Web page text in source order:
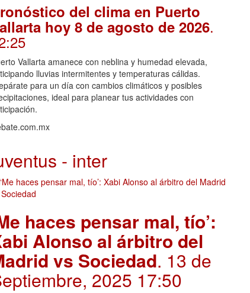
del clima en Puerto
hoy 8 de agosto de 2026.
Vallarta amanece con neblina y humedad elevada,
lluvias intermitentes y temperaturas cálidas.
para un día con cambios climáticos y posibles
ideal para planear tus actividades con
- inter
haces pensar mal, tío’:
Alonso al árbitro del
vs Sociedad. 13 de
2025 17:50